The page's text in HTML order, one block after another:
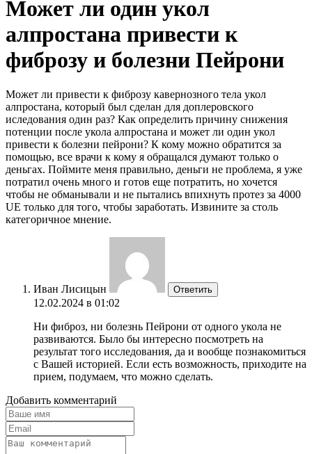
Может ли один укол
алпростана привести к
фиброзу и болезни Пейрони
Может ли привести к фиброзу кавернозного тела укол
алпростана, который был сделан для доплеровского
иследования один раз? Как определить причину снижения
потенции после укола алпростана и может ли один укол
привести к болезни пейрони? К кому можно обратится за
помощью, все врачи к кому я обращался думают только о
деньгах. Поймите меня правильно, деньги не проблема, я уже
потратил очень много и готов еще потратить, но хочется
чтобы не обманывали и не пытались впихнуть протез за 4000
UE только для того, чтобы заработать. Извините за столь
категоричное мнение.
Иван Лисицын Ответить
12.02.2024 в 01:02
Ни фиброз, ни болезнь Пейрони от одного укола не
развиваются. Было бы интересно посмотреть на
результат того исследования, да и вообще познакомиться
с Вашей историей. Если есть возможность, приходите на
прием, подумаем, что можно сделать.
Добавить комментарий